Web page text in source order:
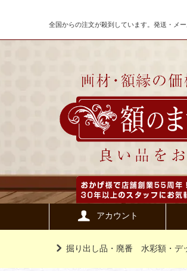
全国からの注文が殺到しています。発送・メ
アカウント
掘り出し品・廃番 水彩額・デ